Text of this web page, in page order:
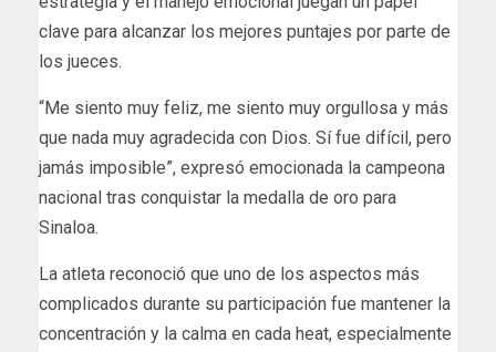
clave para alcanzar los mejores puntajes por parte de
los jueces.
“Me siento muy feliz, me siento muy orgullosa y más
que nada muy agradecida con Dios. Sí fue difícil, pero
jamás imposible”, expresó emocionada la campeona
nacional tras conquistar la medalla de oro para
Sinaloa.
La atleta reconoció que uno de los aspectos más
complicados durante su participación fue mantener la
concentración y la calma en cada heat, especialmente